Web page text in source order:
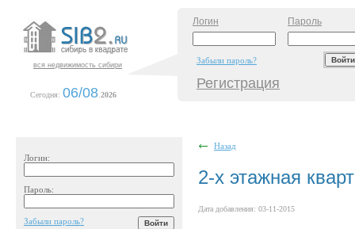
вся недвижимость сибири
Сегодня: 06/08 2026
Логин Пароль
Забыли пароль?
Регистрация
Логин:
Пароль:
Забыли пароль?
Назад
2-х этажная
Дата добавления: 03-11-2015